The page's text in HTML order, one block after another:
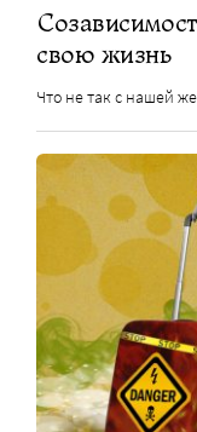
свою жизнь
Что не так с нашей